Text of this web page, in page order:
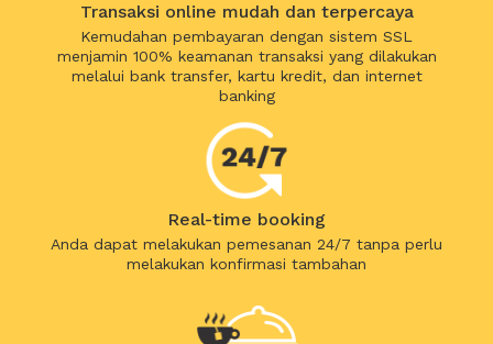
Transaksi online mudah dan terpercaya
Kemudahan pembayaran dengan sistem SSL
menjamin 100% keamanan transaksi yang dilakukan
melalui bank transfer, kartu kredit, dan internet
banking
Real-time booking
Anda dapat melakukan pemesanan 24/7 tanpa perlu
melakukan konfirmasi tambahan